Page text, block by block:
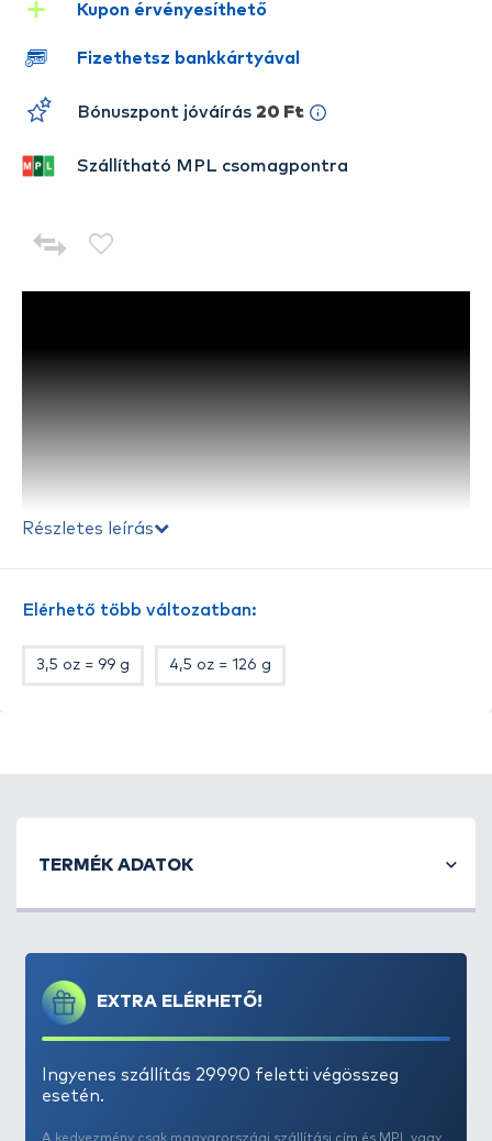
Gemini A.R.C. System távdobó gubancgátló ólom
a Gemini Carp Tackle által kifejlesztett innovatív
termék, melyet szabadalom is véd. Ennek a
Részletes leírás
Elérhető több változatban:
3,5 oz = 99 g 4,5 oz = 126 g
Kupon érvényesíthető
Fizethetsz bankkártyával
Bónuszpont jóváírás 20 Ft
Szállítható MPL csomagpontra
EXTRA ELÉRHETŐ!
Ingyenes szállítás 29990 feletti végösszeg
esetén.
TERMÉK ADATOK